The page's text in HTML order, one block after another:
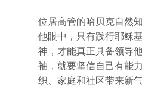
位居高管的哈贝克自然
他眼中，只有践行耶稣
神，才能真正具备领导
袖，就要坚信自己有能
织、家庭和社区带来新